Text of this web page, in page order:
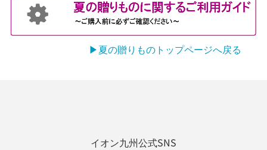
▶夏の贈りものトップページへ戻る
イオン九州公式SNS